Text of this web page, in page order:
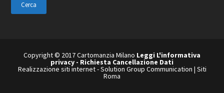
sito
web
Copyright © 2017 Cartomanzia Milano Leggi L'informativa
privacy - Richiesta Cancellazione Dati
Realizzazione siti internet-Solution Group Communication | Siti
Roma